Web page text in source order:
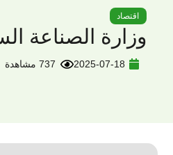
اقتصاد
وزارة الصناعة السورية تسجّل
2025-07-18 737 مشاهدة